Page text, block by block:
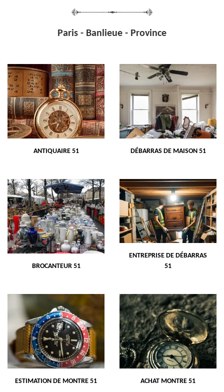
Paris - Banlieue - Province
ANTIQUAIRE 51 DÉBARRAS DE MAISON 51
BROCANTEUR 51
ENTREPRISE DE DÉBARRAS
51
ESTIMATION DE MONTRE 51 ACHAT MONTRE 51